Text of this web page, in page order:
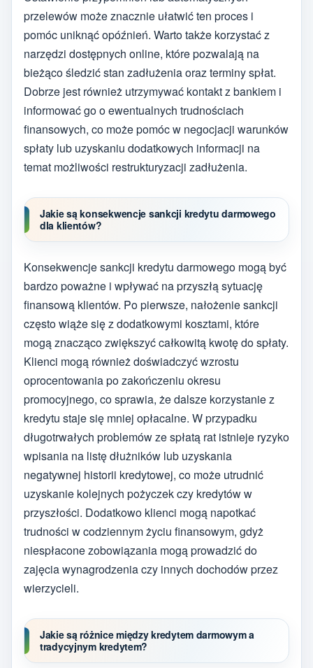
przelewów może znacznie ułatwić ten proces i
pomóc uniknąć opóźnień. Warto także korzystać z
narzędzi dostępnych online, które pozwalają na
bieżąco śledzić stan zadłużenia oraz terminy spłat.
Dobrze jest również utrzymywać kontakt z bankiem i
informować go o ewentualnych trudnościach
finansowych, co może pomóc w negocjacji warunków
spłaty lub uzyskaniu dodatkowych informacji na
temat możliwości restrukturyzacji zadłużenia.
Jakie są konsekwencje sankcji kredytu darmowego
dla klientów?
Konsekwencje sankcji kredytu darmowego mogą być
bardzo poważne i wpływać na przyszłą sytuację
finansową klientów. Po pierwsze, nałożenie sankcji
często wiąże się z dodatkowymi kosztami, które
mogą znacząco zwiększyć całkowitą kwotę do spłaty.
Klienci mogą również doświadczyć wzrostu
oprocentowania po zakończeniu okresu
promocyjnego, co sprawia, że dalsze korzystanie z
kredytu staje się mniej opłacalne. W przypadku
długotrwałych problemów ze spłatą rat istnieje ryzyko
wpisania na listę dłużników lub uzyskania
negatywnej historii kredytowej, co może utrudnić
uzyskanie kolejnych pożyczek czy kredytów w
przyszłości. Dodatkowo klienci mogą napotkać
trudności w codziennym życiu finansowym, gdyż
niespłacone zobowiązania mogą prowadzić do
zajęcia wynagrodzenia czy innych dochodów przez
wierzycieli.
Jakie są różnice między kredytem darmowym a
tradycyjnym kredytem?